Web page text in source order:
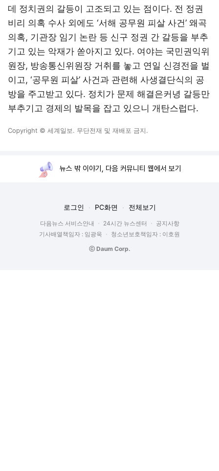
데 정치권의 갈등이 고조되고 있는 점이다. 전 정권
비리 의혹 수사 외에도 ‘서해 공무원 피살 사건’ 왜곡
의혹, 기관장 임기 논란 등 신구 정권 간 갈등을 부추
기고 있는 악재가 쏟아지고 있다. 여야는 국민권익위
원장, 방송통신위원장 거취를 놓고 연일 신경전을 벌
이고, ‘공무원 피살’ 사건과 관련해 사생결단식의 공
방을 주고받고 있다. 정치가 문제 해결은커녕 갈등만
부추기고 경제의 발목을 잡고 있으니 개탄스럽다.
Copyright © 세계일보. 무단전재 및 재배포 금지.
뉴스 밖 이야기, 다음 커뮤니티 웹에서 보기
로그인 PC화면 전체보기
다음뉴스 서비스안내 24시간 뉴스센터
공지사항
기사배열책임자 : 임광욱
청소년보호책임자 : 이호원
ⓒ Daum Corp.